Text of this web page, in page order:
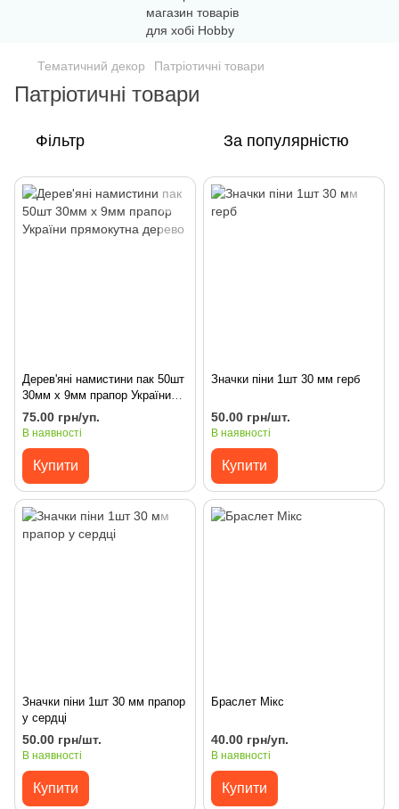
Тематичний декор Патріотичні товари
Патріотичні товари
Фільтр За популярністю
Дерев'яні намистини пак 50шт
30мм х 9мм прапор України
прямокутна дерево
75.00 грн/уп.
В наявності
Купити
Значки піни 1шт 30 мм герб
50.00 грн/шт.
В наявності
Купити
Значки піни 1шт 30 мм прапор
у сердці
50.00 грн/шт.
В наявності
Купити
Браслет Мікс
40.00 грн/уп.
В наявності
Купити